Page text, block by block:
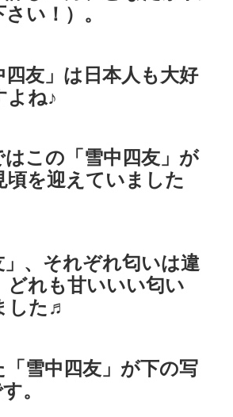
い！）。
友」は日本人も大好
よね♪
はこの「雪中四友」が
頃を迎えていました
」、それぞれ匂いは違
どれも甘いいい匂い
した♬
雪中四友」が下の写
。